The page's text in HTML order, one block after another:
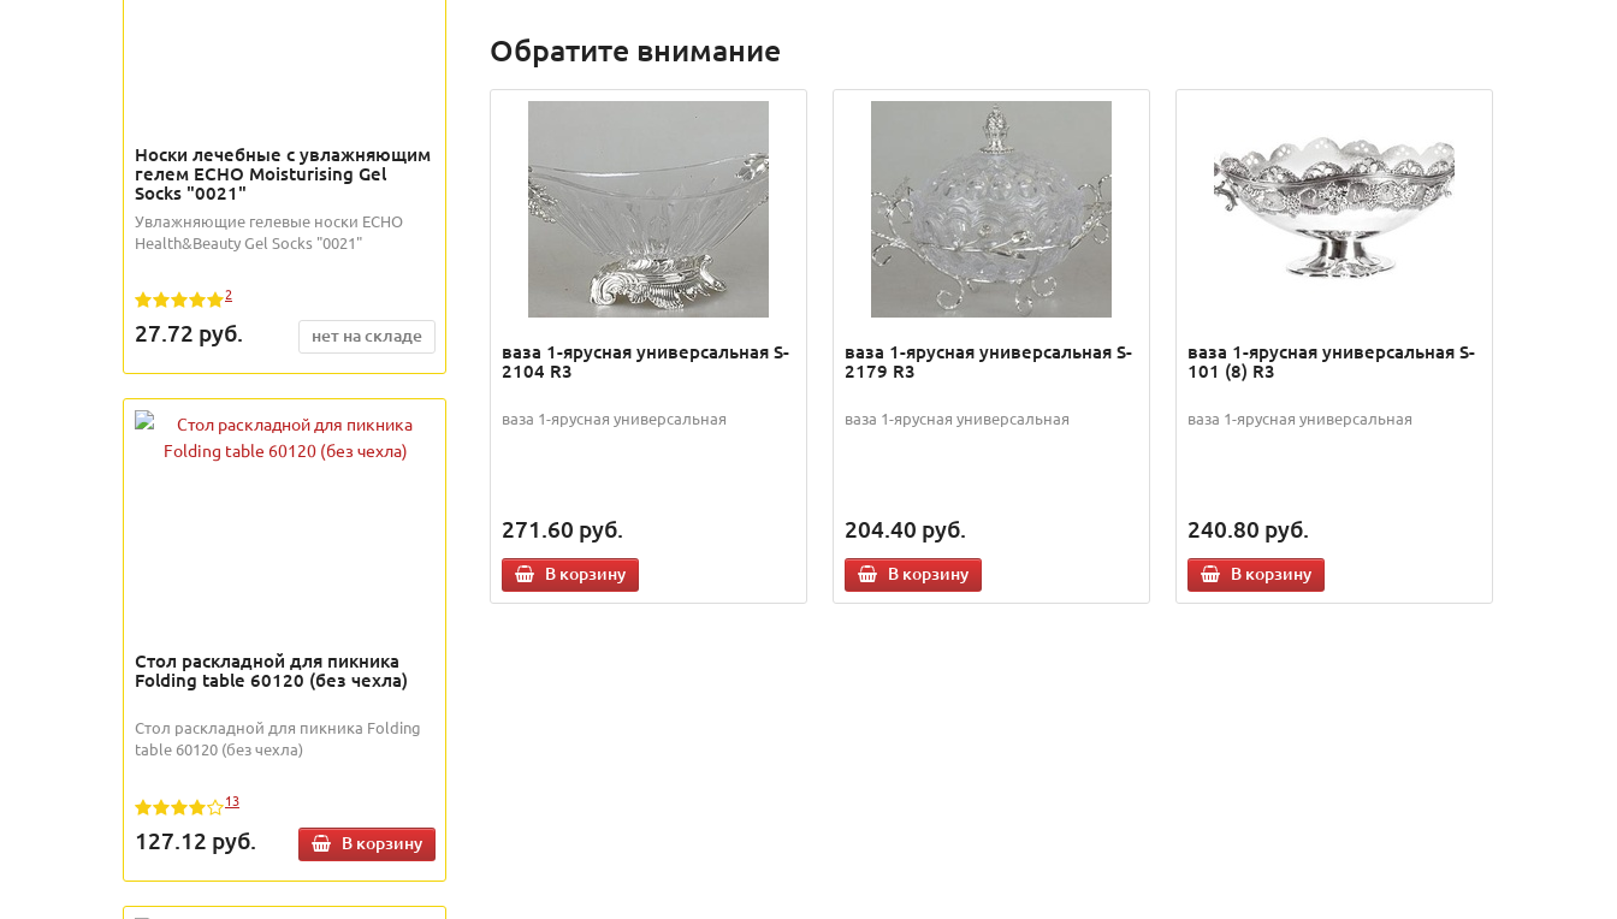
Носки лечебные с увлажняющим
гелем ECHO Moisturising Gel
Socks "0021"
Увлажняющие гелевые носки ECHO
Health&Beauty Gel Socks "0021"
2
27.72 руб. нет на складе
Стол раскладной для пикника
Folding table 60120 (без чехла)
Стол раскладной для пикника Folding
table 60120 (без чехла)
13
127.12 руб. В корзину
Обратите внимание
ваза 1-ярусная универсальная S-
2104 R3
ваза 1-ярусная универсальная
271.60 руб.
В корзину
ваза 1-ярусная универсальная S-
2179 R3
ваза 1-ярусная универсальная
204.40 руб.
В корзину
ваза 1-ярусная универсальная S-
101 (8) R3
ваза 1-ярусная универсальная
240.80 руб.
В корзину